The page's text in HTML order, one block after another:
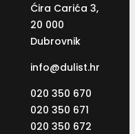
Ćira Carića 3,
20 000
Dubrovnik
info@dulist.hr
020 350 670
020 350 671
020 350 672